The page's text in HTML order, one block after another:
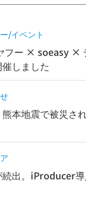
/イベント
フー × soeasy ×
しました
熊本地震で被災さ
続出。iProducer